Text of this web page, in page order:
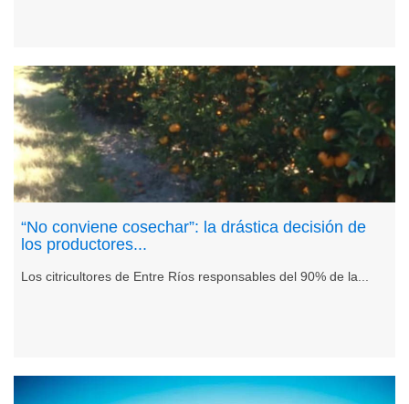
“No conviene cosechar”: la drástica decisión de
los productores...
Los citricultores de Entre Ríos responsables del 90% de la...